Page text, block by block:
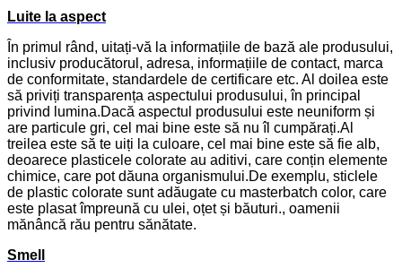
Luite la aspect
În primul rând, uitați-vă la informațiile de bază ale produsului,
inclusiv producătorul, adresa, informațiile de contact, marca
de conformitate, standardele de certificare etc. Al doilea este
să priviți transparența aspectului produsului, în principal
privind lumina.Dacă aspectul produsului este neuniform și
are particule gri, cel mai bine este să nu îl cumpărați.Al
treilea este să te uiți la culoare, cel mai bine este să fie alb,
deoarece plasticele colorate au aditivi, care conțin elemente
chimice, care pot dăuna organismului.De exemplu, sticlele
de plastic colorate sunt adăugate cu masterbatch color, care
este plasat împreună cu ulei, oțet și băuturi., oamenii
mănâncă rău pentru sănătate.
Smell